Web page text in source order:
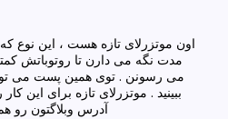
اون موتزرلای تازه هست ، این نوع
مدت نگه می دارن تا روتوباتش
می رسونن . توی همین پست می
ببینید . موتزرلای تازه برای این
آدرس وبلاگتون رو